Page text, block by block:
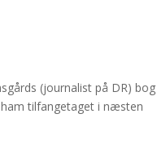
(journalist på DR) bog
tilfangetaget i næsten